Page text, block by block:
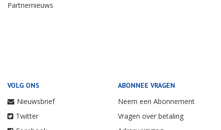
Partnernieuws
VOLG ONS
Nieuwsbrief
Twitter
ABONNEE VRAGEN
Neem een Abonnement
Vragen over betaling